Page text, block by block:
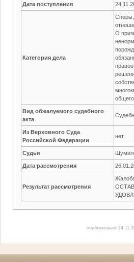
Дата поступления
Категория дела
О
Вид обжалуемого судебного
акта
Из Верховного Суда
Российской Федерации
нет
Судья
Дата рассмотрения
Результат рассмотрения
опубликовано